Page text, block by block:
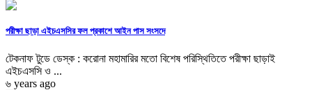
পরীক্ষা ছাড়া এইচএসসির ফল প্রকাশে আইন পাস সংসদে
টেকনাফ টুডে ডেস্ক : করোনা মহামারির মতো বিশেষ পরিস্থিতিতে পরীক্ষা ছাড়াই
এইচএসসি ও ...
৬ years ago